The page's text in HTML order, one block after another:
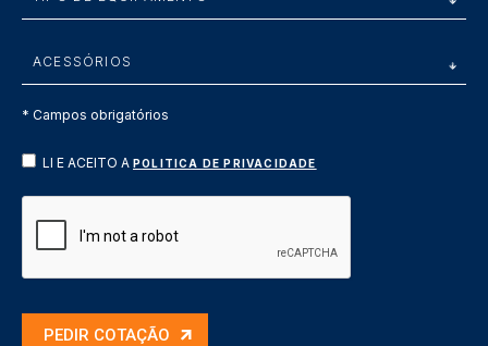
* Campos obrigatórios
LI E ACEITO A POLITICA DE PRIVACIDADE
PEDIR COTAÇÃO